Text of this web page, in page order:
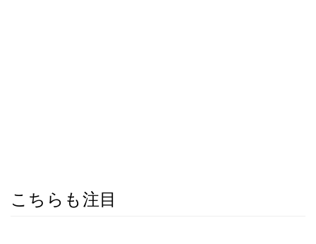
こちらも注目